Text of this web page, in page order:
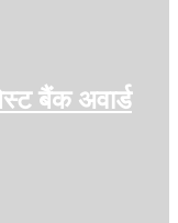
बैंक अवार्ड